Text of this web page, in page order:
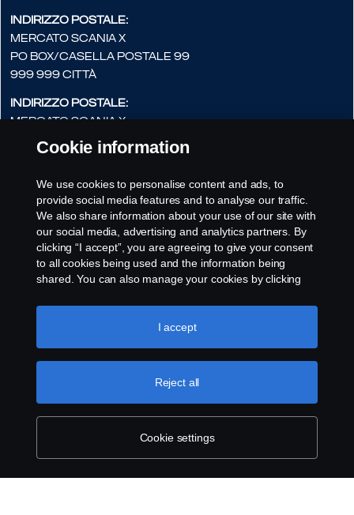
Indirizzo postale:
Mercato Scania X
PO Box/Casella postale 99
999 999 Città
Indirizzo postale:
Mercato Scania X
Nome via, 99
Indirizzo e-mail:
marknad_x@scania.xx
Cookie information
We use cookies to personalise content and ads, to
provide social media features and to analyse our traffic.
We also share information about your use of our site with
our social media, advertising and analytics partners. By
clicking “I accept”, you are agreeing to give your consent
to all cookies being used and the information being
shared. You can also manage your cookies by clicking
like to accept. For a more detailed explanation of how we
use cookies, please visit our cookies section, which you
Cookie settings
Reject all
I accept